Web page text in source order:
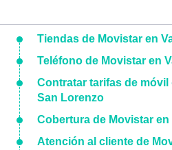
Tiendas de Movistar en
Teléfono de Movistar en
Contratar tarifas de móvil
San Lorenzo
Cobertura de Movistar
Atención al cliente de